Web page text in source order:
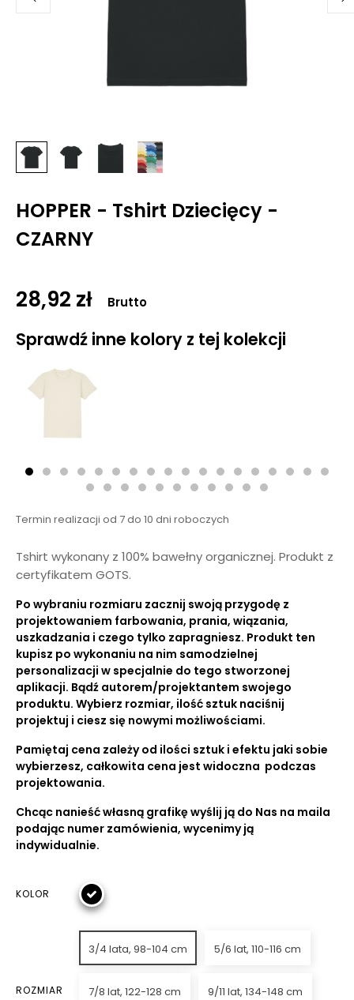
HOPPER - Tshirt Dziecięcy -
CZARNY
28,92 zł Brutto
Sprawdź inne kolory z tej kolekcji
Termin realizacji od 7 do 10 dni roboczych
Tshirt wykonany z 100% bawełny organicznej. Produkt z
certyfikatem GOTS.
Po wybraniu rozmiaru zacznij swoją przygodę z
projektowaniem farbowania, prania, wiązania,
uszkadzania i czego tylko zapragniesz. Produkt ten
kupisz po wykonaniu na nim samodzielnej
personalizacji w specjalnie do tego stworzonej
aplikacji. Bądź autorem/projektantem swojego
produktu. Wybierz rozmiar, ilość sztuk naciśnij
projektuj i ciesz się nowymi możliwościami.
Pamiętaj cena zależy od ilości sztuk i efektu jaki sobie
wybierzesz, całkowita cena jest widoczna podczas
projektowania.
Chcąc nanieść własną grafikę wyślij ją do Nas na maila
podając numer zamówienia, wycenimy ją
indywidualnie.
KOLOR
ROZMIAR
3/4 lata, 98-104 cm 5/6 lat, 110-116 cm
7/8 lat, 122-128 cm 9/11 lat, 134-148 cm